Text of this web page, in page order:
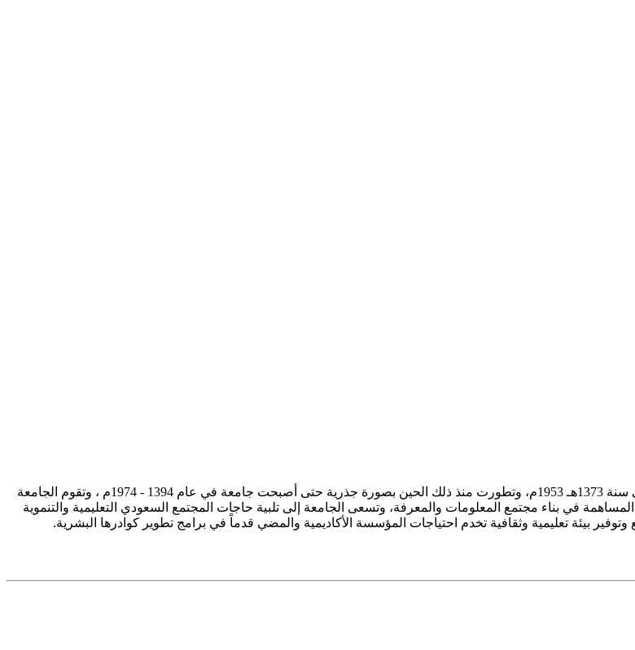
تأسست جامعة الإمام محمد بن سعود الإسلامية ممثلة في كلية الشريعة في سنة 1373هـ 1953م، وتطورت منذ ذلك الحين بصورة جذرية حتى أصبحت جامعة في عام 1394 - 1974م ، وتقوم الجامعة
المساهمة في بناء مجتمع المعلومات والمعرفة، وتسعى الجامعة إلى تلبية حاجات المجتمع السعودي التعليمية والتنموية
بيئة تعليمية وثقافية تخدم احتياجات المؤسسة الأكاديمية والمضي قدماً في برامج تطوير كوادرها البشرية.